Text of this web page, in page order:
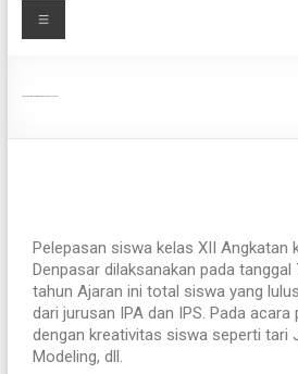
Pelepasan siswa kelas XII Angkatan
Denpasar dilaksanakan pada tanggal
tahun Ajaran ini total siswa yang
dari jurusan IPA dan IPS. Pada acara
dengan kreativitas siswa seperti tari
Modeling, dll.